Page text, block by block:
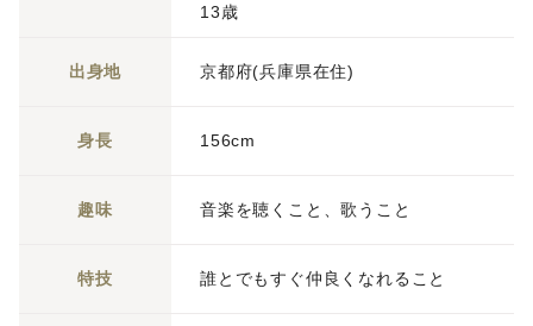
13歳
出身地 京都府(兵庫県在住)
身長 156cm
趣味 音楽を聴くこと、歌うこと
特技 誰とでもすぐ仲良くなれること